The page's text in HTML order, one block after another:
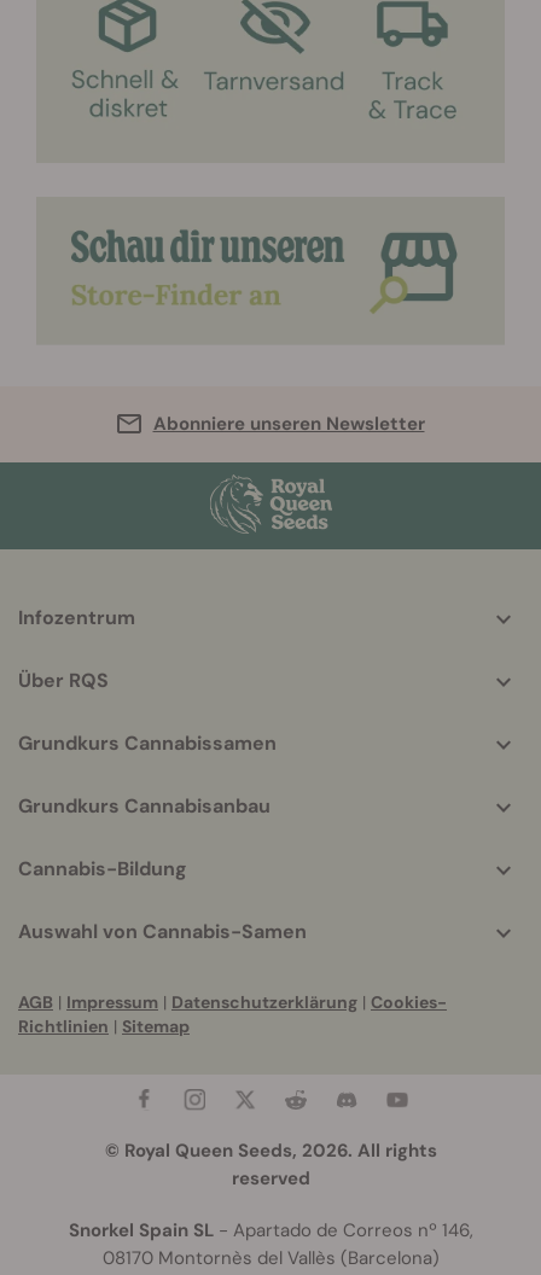
Abonniere unseren Newsletter
helpful
Infozentrum
Über RQS
Grundkurs Cannabissamen
Grundkurs Cannabisanbau
Cannabis-Bildung
Auswahl von Cannabis-Samen
AGB | Impressum | Datenschutzerklärung | Cookies-
Richtlinien | Sitemap
© Royal Queen Seeds, 2026. All rights
reserved
Snorkel Spain SL- Apartado de Correos nº 146,
08170 Montornès del Vallès (Barcelona)